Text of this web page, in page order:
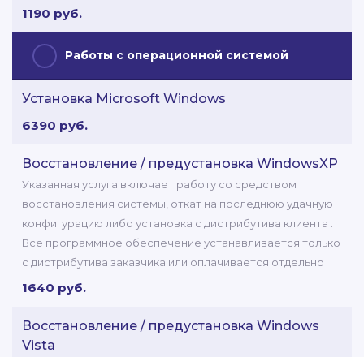
1190 руб.
Работы с операционной системой
Установка Microsoft Windows
6390 руб.
Восстановление / предустановка WindowsXP
Указанная услуга включает работу со средством
восстановления системы, откат на последнюю удачную
конфигурацию либо установка с дистрибутива клиента .
Все программное обеспечение устанавливается только
с дистрибутива заказчика или оплачивается отдельно
1640 руб.
Восстановление / предустановка Windows
Vista